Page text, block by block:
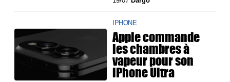
IPHONE
Apple commande
les chambres à
vapeur pour son
iPhone Ultra